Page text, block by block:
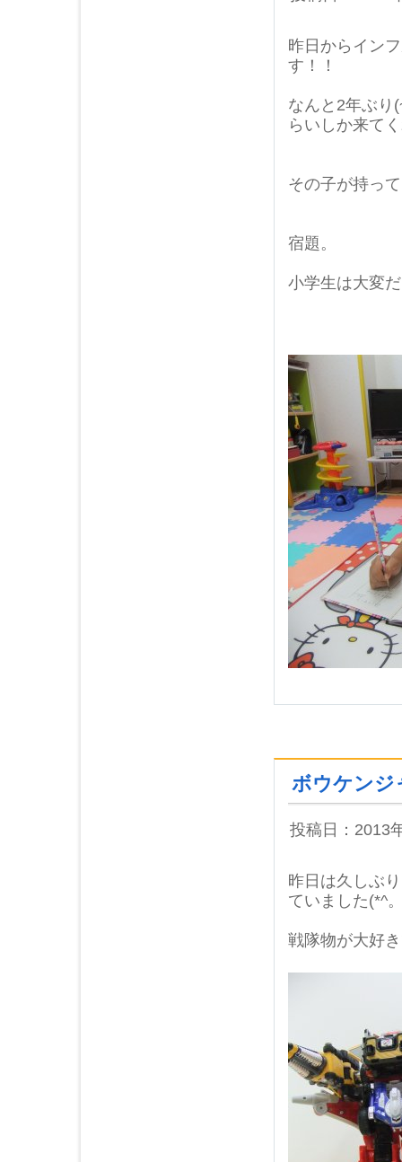
昨日からイン
す！！
なんと2年ぶ
らいしか来て
その子が持っ
宿題。
小学生は大変
ボウケンジ
投稿日：2013
昨日は久しぶ
ていました(*^
戦隊物が大好